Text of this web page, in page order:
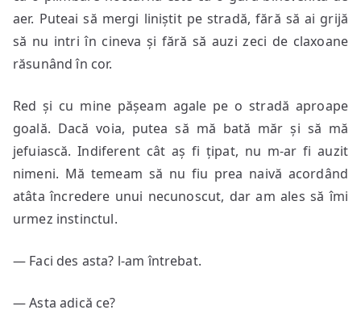
aer. Puteai să mergi liniștit pe stradă, fără să ai grijă
să nu intri în cineva și fără să auzi zeci de claxoane
răsunând în cor.
Red și cu mine pășeam agale pe o stradă aproape
goală. Dacă voia, putea să mă bată măr și să mă
jefuiască. Indiferent cât aș fi țipat, nu m-ar fi auzit
nimeni. Mă temeam să nu fiu prea naivă acordând
atâta încredere unui necunoscut, dar am ales să îmi
urmez instinctul.
— Faci des asta? l-am întrebat.
— Asta adică ce?